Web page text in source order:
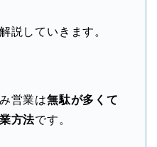
説していきます。
営業は無駄が多くて
方法です。